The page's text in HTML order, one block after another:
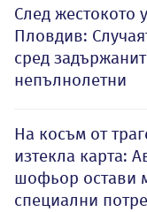
След жестокото
Пловдив:
сред
непълнолетни
На косъм от
изтекла карта:
шофьор остави
специални